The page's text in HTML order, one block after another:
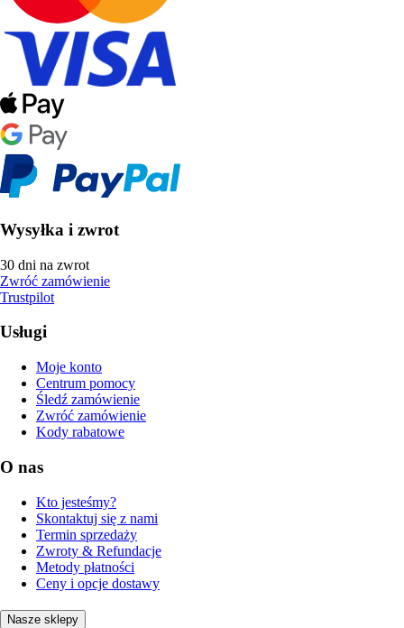
Wysyłka i zwrot
30 dni na zwrot
Zwróć zamówienie
Trustpilot
Usługi
Moje konto
Centrum pomocy
Śledź zamówienie
Zwróć zamówienie
Kody rabatowe
O nas
Kto jesteśmy?
Skontaktuj się z nami
Termin sprzedaży
Zwroty & Refundacje
Metody płatności
Ceny i opcje dostawy
Nasze sklepy